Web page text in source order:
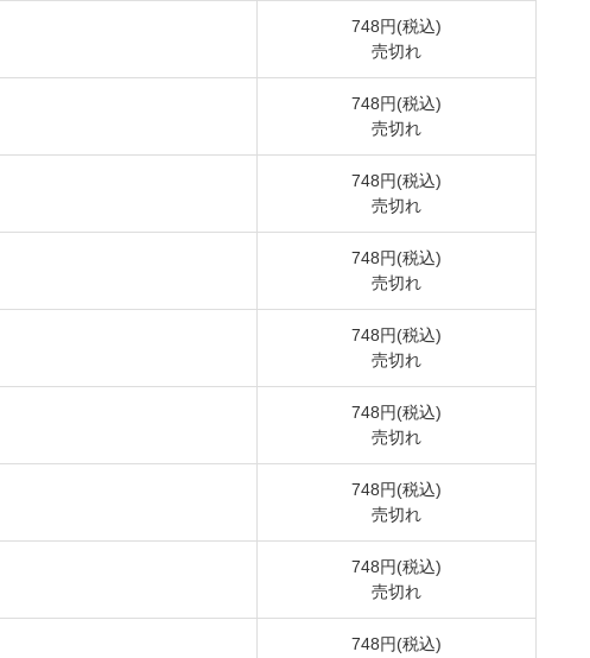
748円(税込)
売切れ
748円(税込)
売切れ
748円(税込)
売切れ
748円(税込)
売切れ
748円(税込)
売切れ
748円(税込)
売切れ
748円(税込)
売切れ
748円(税込)
売切れ
748円(税込)